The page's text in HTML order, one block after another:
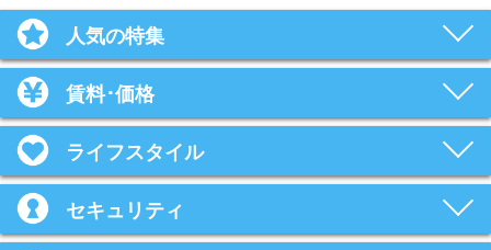
人気の特集
賃料･価格
ライフスタイル
セキュリティ